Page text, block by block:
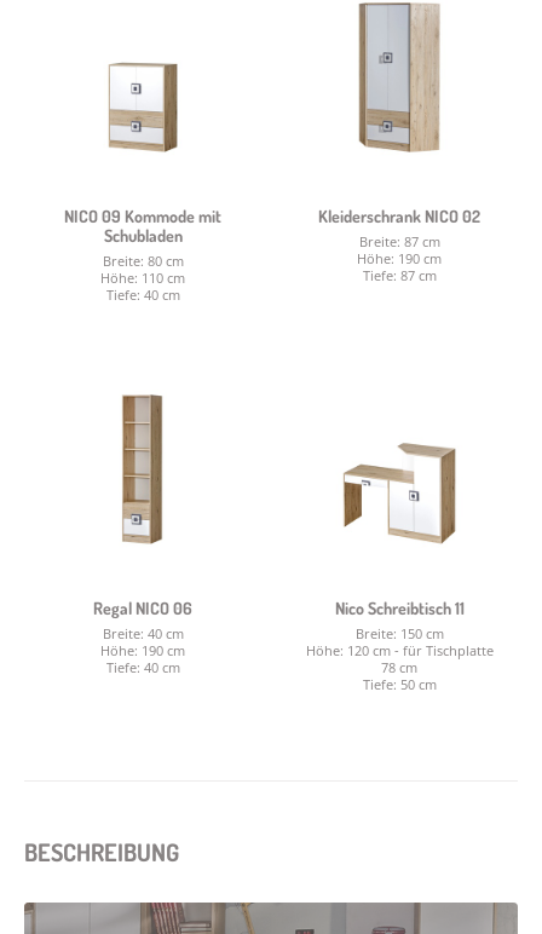
NICO 09 Kommode mit
Schubladen
Breite: 80 cm
Höhe: 110 cm
Tiefe: 40 cm
Kleiderschrank NICO 02
Breite: 87 cm
Höhe: 190 cm
Tiefe: 87 cm
Regal NICO 06
Breite: 40 cm
Höhe: 190 cm
Tiefe: 40 cm
Nico Schreibtisch 11
Breite: 150 cm
Höhe: 120 cm - für Tischplatte
78 cm
Tiefe: 50 cm
BESCHREIBUNG